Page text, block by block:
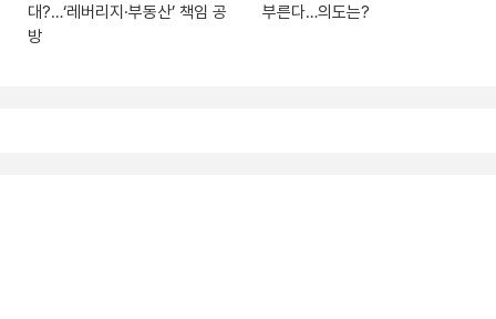
대?…‘레버리지·부동산’ 책임 공
방
부른다…의도는?